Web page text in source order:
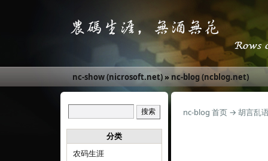
nc-show (nicrosoft.net)» nc-blog (ncblog.net)
分类
农码生涯
nc-blog 首页 → 胡言乱